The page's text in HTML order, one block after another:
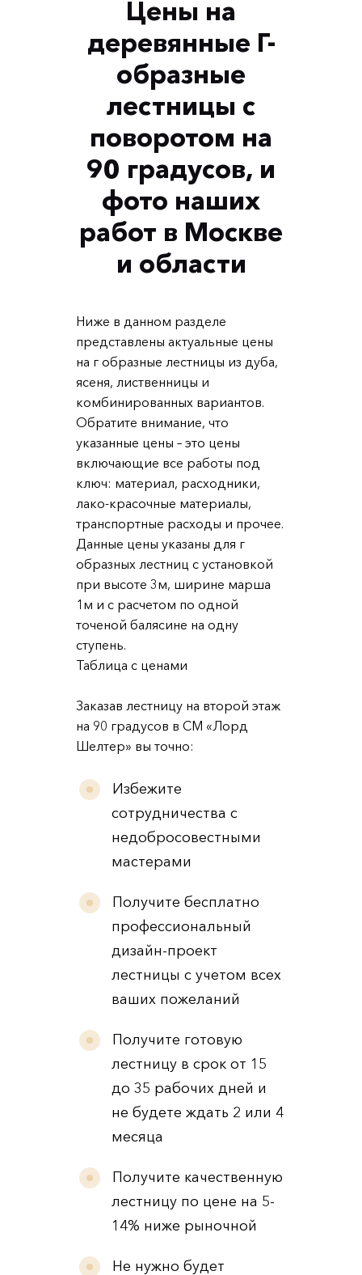
Цены на
деревянные Г-
образные
лестницы с
поворотом на
90 градусов, и
фото наших
работ в Москве
и области
Ниже в данном разделе
представлены актуальные цены
на г образные лестницы из дуба,
ясеня, лиственницы и
комбинированных вариантов.
Обратите внимание, что
указанные цены – это цены
включающие все работы под
ключ: материал, расходники,
лако-красочные материалы,
транспортные расходы и прочее.
Данные цены указаны для г
образных лестниц с установкой
при высоте 3м, ширине марша
1м и с расчетом по одной
точеной балясине на одну
ступень.
Таблица с ценами
Заказав лестницу на второй этаж
на 90 градусов в СМ «Лорд
Шелтер» вы точно:
Избежите
сотрудничества с
недобросовестными
мастерами
Получите бесплатно
профессиональный
дизайн-проект
лестницы с учетом всех
ваших пожеланий
Получите готовую
лестницу в срок от 15
до 35 рабочих дней и
не будете ждать 2 или 4
месяца
Получите качественную
лестницу по цене на 5-
14% ниже рыночной
Не нужно будет